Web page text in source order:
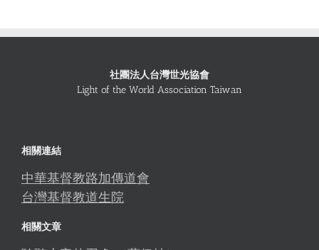
社團法人台灣世光協會
Light of the World Association Taiwan
相關連結
中華基督教路加傳道會
台灣基督教道生院
相關文章